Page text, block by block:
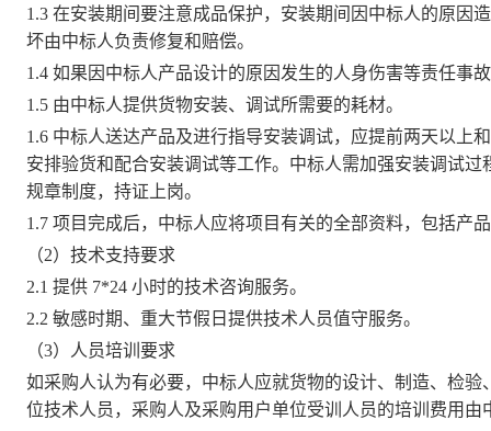
1.3 在安装期间要注意成品保护，安装期间因 中标人的原因
坏由中标人负责修复和赔偿。
1.4 如果因中标人产品设计的原因发生的人身伤害等责任事
1.5 由中标人提供货物安装、调试所需要的耗材。
1.6 中标人送达产品及进行指导安装调试，应提前两天以上
安排验货和配合安装调试等工作。中标人需加强安装调试
规章制度，持证上岗。
1.7 项目完成后，中标人应将项目有关的全部资料，包括产
（2）技术支持要求
2.1 提供 7*24 小时的技术咨询服务。
2.2 敏感时期、重大节假日提供技术人员值守服务。
（3）人员培训要求
如采购人认为有必要，中标人应就货物的设计、制造、检
位技术人员，采购人及采购用户单位受训人员的培训费用由